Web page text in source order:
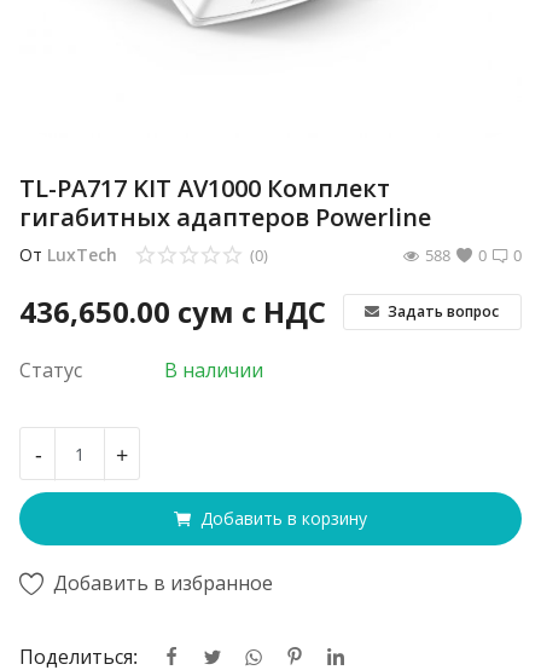
TL-PA717 KIT AV1000 Комплект
гигабитных адаптеров Powerline
От LuxTech 0
(0) 0
588
436,650.00 сум с НДС Задать вопрос
Статус В наличии
- +
Добавить в корзину
Добавить в избранное
Поделиться: